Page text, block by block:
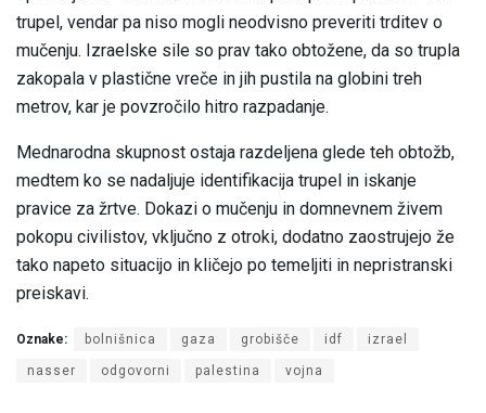
trupel, vendar pa niso mogli neodvisno preveriti trditev o
mučenju. Izraelske sile so prav tako obtožene, da so trupla
zakopala v plastične vreče in jih pustila na globini treh
metrov, kar je povzročilo hitro razpadanje.
Mednarodna skupnost ostaja razdeljena glede teh obtožb,
medtem ko se nadaljuje identifikacija trupel in iskanje
pravice za žrtve. Dokazi o mučenju in domnevnem živem
pokopu civilistov, vključno z otroki, dodatno zaostrujejo že
tako napeto situacijo in kličejo po temeljiti in nepristranski
preiskavi.
Oznake: bolnišnica gaza grobišče idf izrael
nasser odgovorni palestina vojna